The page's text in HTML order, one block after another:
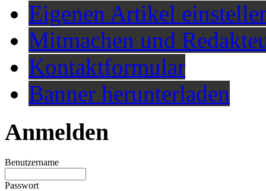
Eigenen Artikel
Mitmachen und
Kontaktformular
Banner herunterladen
Anmelden
Benutzername
Passwort